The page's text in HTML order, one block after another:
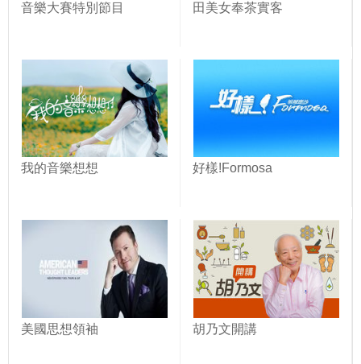
音樂大賽特別節目 田美女奉茶實客
我的音樂想想 好樣!Formosa
美國思想領袖 胡乃文開講